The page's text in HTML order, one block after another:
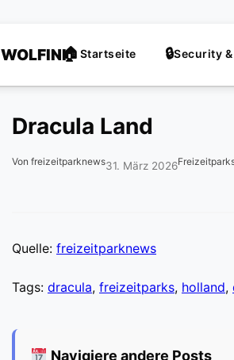
WOLFINI Startseite Security &
Dracula Land
Von freizeitparknews31. März 2026
Quelle: freizeitparknews
Tags: dracula, freizeitparks, holland,
Navigiere andere Posts